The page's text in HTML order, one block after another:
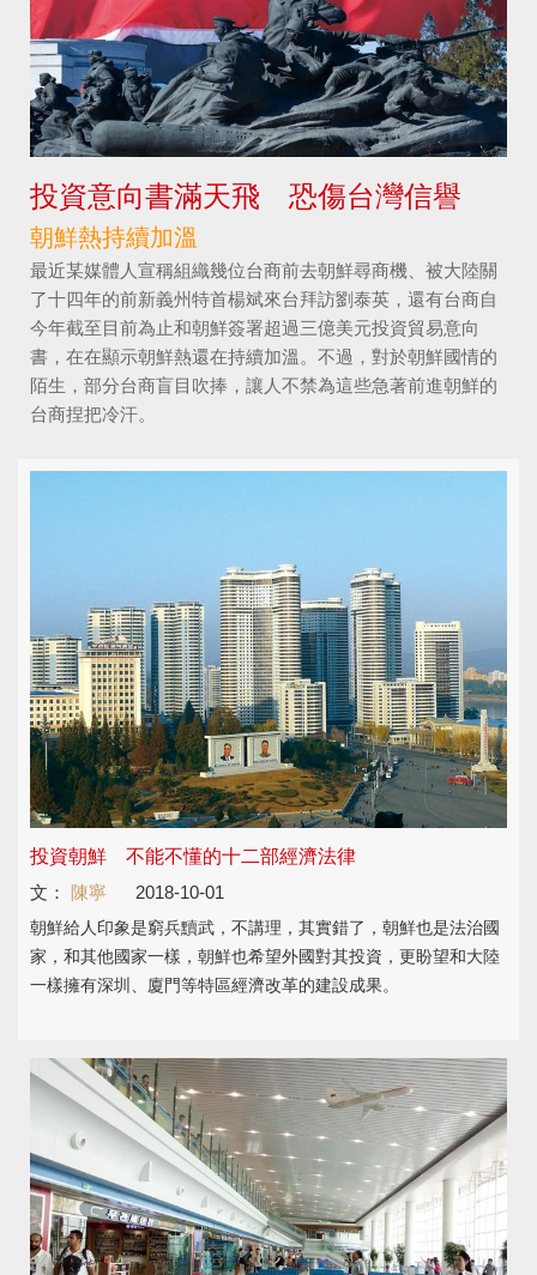
投資意向書滿天飛 恐傷台灣信譽
朝鮮熱持續加溫
最近某媒體人宣稱組織幾位台商前去朝鮮尋商機、被大陸關
了十四年的前新義州特首楊斌來台拜訪劉泰英，還有台商自
今年截至目前為止和朝鮮簽署超過三億美元投資貿易意向
書，在在顯示朝鮮熱還在持續加溫。不過，對於朝鮮國情的
陌生，部分台商盲目吹捧，讓人不禁為這些急著前進朝鮮的
台商捏把冷汗。
投資朝鮮 不能不懂的十二部經濟法律
文：
陳寧 2018-10-01
朝鮮給人印象是窮兵黷武，不講理，其實錯了，朝鮮也是法治國
家，和其他國家一樣，朝鮮也希望外國對其投資，更盼望和大陸
一樣擁有深圳、廈門等特區經濟改革的建設成果。